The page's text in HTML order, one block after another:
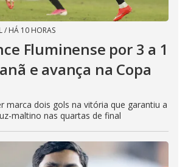
/ HÁ 10 HORAS
Fluminense por 3 a 1
e avança na Copa
marca dois gols na vitória que garantiu a
maltino nas quartas de final